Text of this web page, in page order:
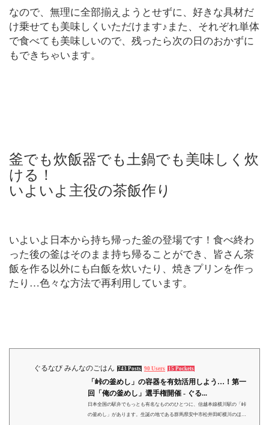
なので、無理に全部揃えようとせずに、好きな具材だ
け乗せても美味しくいただけます♪また、それぞれ単体
で食べても美味しいので、残ったら次の日のおかずに
もできちゃいます。
釜でも炊飯器でも土鍋でも美味しく炊
ける！
いよいよ主役の茶飯作り
いよいよ日本から持ち帰った釜の登場です！食べ終わ
った後の釜はそのまま持ち帰ることができ、皆さん茶
飯を作る以外にも白飯を炊いたり、焼きプリンを作っ
たり…色々な方法で再利用しています。
ぐるなび みんなのごはん 743 Posts 90 Users 15 Pockets
「峠の釜めし」の容器を有効活用しよう…！第一
回「俺の釜めし」選手権開催 - ぐる...
日本全国の駅弁でもっとも有名なもののひとつに、信越本線横川駅の「峠
の釜めし」があります。生誕の地である群馬県安中市松井田町横川のほか